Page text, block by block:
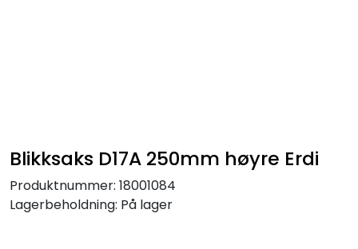
Blikksaks D17A 250mm høyre Erdi
Produktnummer: 18001084
Lagerbeholdning: På lager